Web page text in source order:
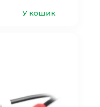
У кошик